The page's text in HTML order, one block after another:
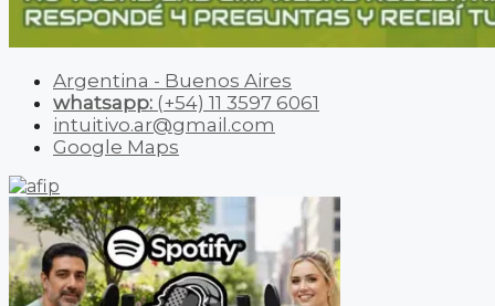
Argentina - Buenos Aires
whatsapp: (+54) 11 3597 6061
intuitivo.ar@gmail.com
Google Maps